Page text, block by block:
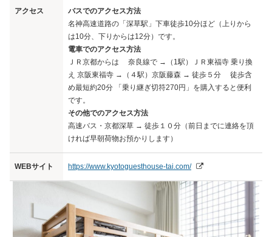
アクセス
バスでのアクセス方法
名神高速道路の「深草駅」下車徒歩10分ほど（上りから
は10分、下りからは12分）です。
電車でのアクセス方法
ＪＲ京都からは 奈良線で →（1駅）ＪＲ東福寺 乗り換
え 京阪東福寺 →（４駅）京阪藤森 → 徒歩５分 徒歩含
め最短約20分 「乗り継ぎ切符270円」を購入すると便利
です。
その他でのアクセス方法
高速バス・京都深草 → 徒歩１０分（前日までに連絡を頂
ければ早朝荷物お預かりします）
WEBサイト https://www.kyotoguesthouse-tai.com/